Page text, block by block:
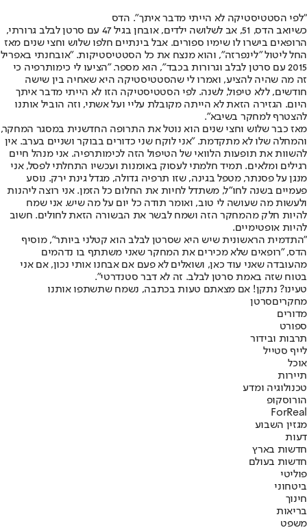
"לפי הסטטיסטיקה לא הייתי מדבר איתך". הדס
כשיואב הדס, 51, אב לשלושה ילדים, אובחן בגיל 47 עם סרטן לבלב גרורתי,
הרופאים בישרו לו שימיו ספורים. אבל בינתיים חלפו שלוש וחצי שנים מאז
החל ליטול "לינפרזה", והוא מנצח את כל הסטטיסטיקות. "אובחנתי באפריל
2015 עם סרטן לבלב וגרורות בכבד", הוא מספר. "הציעו לי כימותרפיה כי
זה מה שהיה להציע, ואמרו לי שהסטטיסטיקה היא שאחיה בין שישה
חודשים, ללא טיפול, לשנה. לפי הסטטיסטיקה הזו לא הייתי מדבר איתך
היום. הגזירה הזאת לא הייתה מקובלת עליי ועל אשתי, וזה הוביל אותנו
להצטרף למחקר בשיבא".
מאז כבר שלוש וחצי שנים הוא נוטל את התרופה החדשנית במסגר המחקר,
והמחלה שלו לא מתקדמת. "אני לוקח שני כדורים בבוקר ושניים בערב. אין
להשוות את תופעות הלוואי של הטיפול הזה לכימותרפיה. אני מנהל חיים
רגילים ומלאים. תמיד חלמתי לעסוק באומנות ועכשיו התחלתי לפסל, אני
מנגן על פסנתר, מטפל בגינה, שזו תרפיה גדולה, מגדל גינת ירק. נוסע
פעמיים בשנה לחו"ל, משתדל לחיות את החלום כל הזמן. אני רוצה ליהנות
ולעשות מה שעושה לי טוב, ואומר תודה כל יום על מה שיש. אני שמח
להיות חלק מהמחקר הזה ושמח לבשר את הבשורה הזאת לחולים. חשוב
להיות אופטימיים.
"התדמית הראשונית שיש היא שסרטן לבלב הוא קטלני ביותר", מוסיף
הדס, "רופאים שלא מכירים את המחקר שאני משתתף בו נדהמים
מהעובדה שאני עוד כאן, ושואלים לא פעם אם אבחנו אותי נכון, אם אני
בטוח שזה באמת סרטן לבלב. זה לא דבר סטנדרטי".
טעינו? נתקן! אם מצאתם טעות בכתבה, נשמח שתשתפו אותנו
מחקריםסרטן
מדורים
ספורט
תרבות ובידור
לייף סטייל
אוכל
תיירות
טכנולוגיה ומדע
הורוסקופ
ForReal
מגזין השבוע
דעות
חדשות בארץ
חדשות בעולם
פוליטי
ביטחוני
חינוך
בריאות
משפט